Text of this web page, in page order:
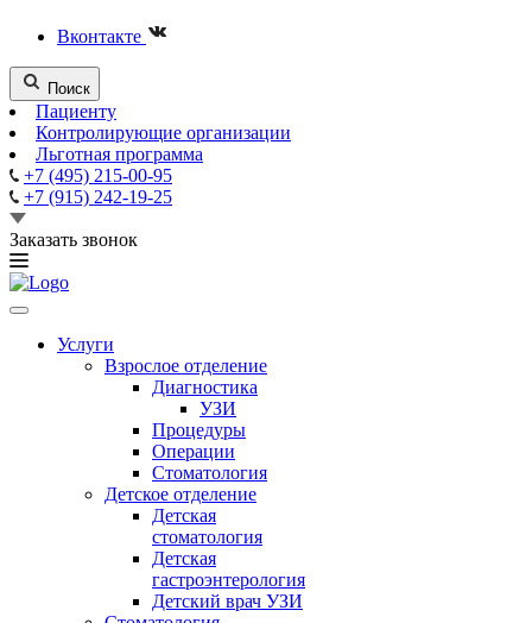
Вконтакте
Поиск
Пациенту
Контролирующие организации
Льготная программа
+7 (495) 215-00-95
+7 (915) 242-19-25
Заказать звонок
Услуги
Взрослое отделение
Диагностика
УЗИ
Процедуры
Операции
Стоматология
Детское отделение
Детская
стоматология
Детская
гастроэнтерология
Детский врач УЗИ